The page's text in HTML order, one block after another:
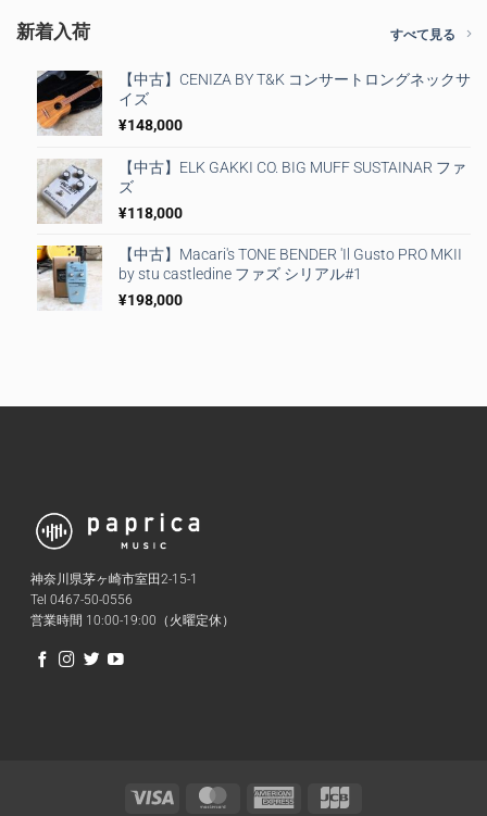
新着入荷 すべて見る
【中古】CENIZA BY T&K コンサートロングネックサ
イズ
¥148,000
【中古】ELK GAKKI CO. BIG MUFF SUSTAINAR ファ
ズ
¥118,000
【中古】Macari's TONE BENDER 'Il Gusto PRO MKII
by stu castledine ファズ シリアル#1
¥198,000
神奈川県茅ヶ崎市室田2-15-1
Tel 0467-50-0556
営業時間 10:00-19:00（火曜定休）
Visa MasterCard American